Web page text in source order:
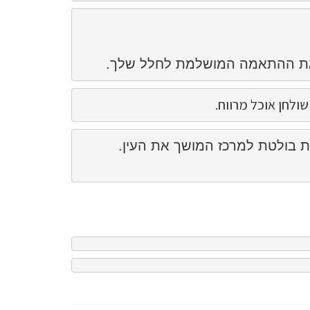
את ההתאמה המושלמת לחלל שלך.
אוכל מרווח.